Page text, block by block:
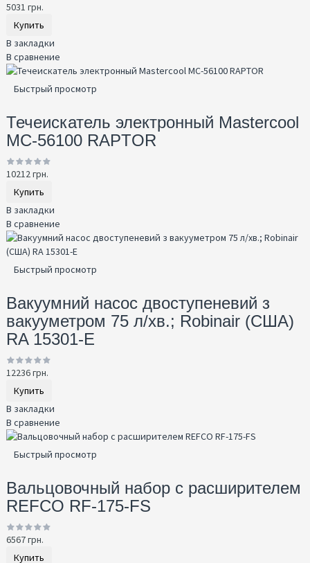
5031 грн.
Купить
В закладки
В сравнение
Быстрый просмотр
Течеискатель электронный Mastercool
MC-56100 RAPTOR
10212 грн.
Купить
В закладки
В сравнение
Быстрый просмотр
Вакуумний насос двоступеневий з
вакууметром 75 л/хв.; Robinair (США)
RA 15301-E
12236 грн.
Купить
В закладки
В сравнение
Быстрый просмотр
Вальцовочный набор с расширителем
REFCO RF-175-FS
6567 грн.
Купить